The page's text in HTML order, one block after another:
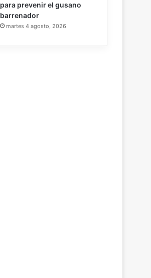
para prevenir el gusano
barrenador
martes 4 agosto, 2026